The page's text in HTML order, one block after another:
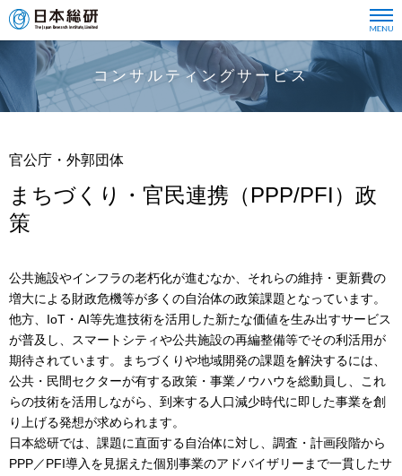
コンサルティングサービス
官公庁・外郭団体
まちづくり・官民連携（PPP/PFI）政
策
公共施設やインフラの老朽化が進むなか、それらの維持・更新費の
増大による財政危機等が多くの自治体の政策課題となっています。
他方、IoT・AI等先進技術を活用した新たな価値を生み出すサービス
が普及し、スマートシティや公共施設の再編整備等でその利活用が
期待されています。まちづくりや地域開発の課題を解決するには、
公共・民間セクターが有する政策・事業ノウハウを総動員し、これ
らの技術を活用しながら、到来する人口減少時代に即した事業を創
り上げる発想が求められます。
日本総研では、課題に直面する自治体に対し、調査・計画段階から
PPP／PFI導入を見据えた個別事業のアドバイザリーまで一貫したサ